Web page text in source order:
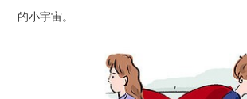
的小宇宙。